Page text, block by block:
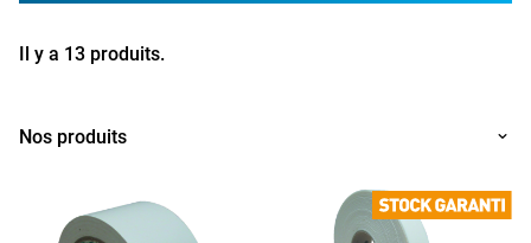
Il y a 13 produits.
Nos produits